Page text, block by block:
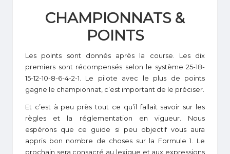
CHAMPIONNATS &
POINTS
Les points sont donnés après la course. Les dix
premiers sont récompensés selon le système 25-18-
15-12-10-8-6-4-2-1. Le pilote avec le plus de points
gagne le championnat, c’est important de le préciser.
Et c’est à peu près tout ce qu’il fallait savoir sur les
règles et la réglementation en vigueur. Nous
espérons que ce guide si peu objectif vous aura
appris bon nombre de choses sur la Formule 1. Le
prochain sera consacré au lexique et aux expressions